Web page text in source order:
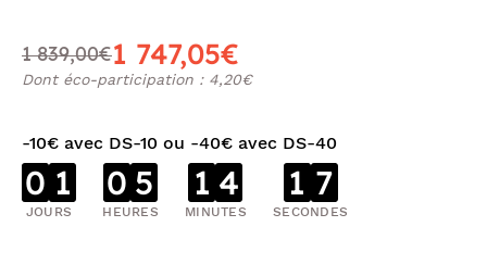
1 839,00€1 747,05€
Dont éco-participation : 4,20€
-10€ avec DS-10 ou -40€ avec DS-40
0 1
JOURS
0 5
HEURES
1 4
MINUTES
1 7
SECONDES